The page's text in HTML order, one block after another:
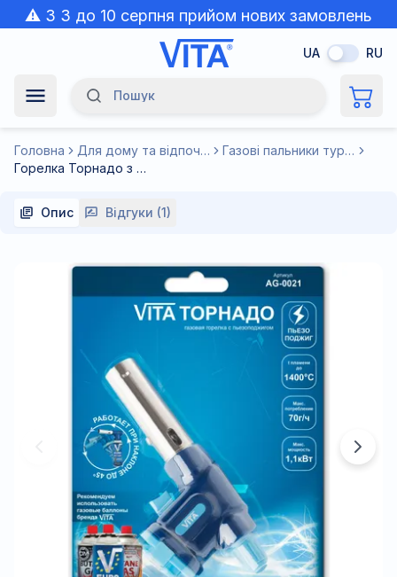
⚠️ З 3 до 10 серпня прийом нових замовлень
призупинено через спеку.
UA RU
Пошук
Головна Для дому та відпочинку
Газові пальники туристичні
Горелка Торнадо з п'єзопідпалом Корея VITA
Опис Відгуки (1)